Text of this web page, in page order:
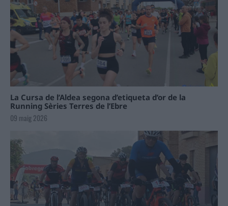
La Cursa de l’Aldea segona d’etiqueta d’or de la
Running Sèries Terres de l’Ebre
09 maig 2026